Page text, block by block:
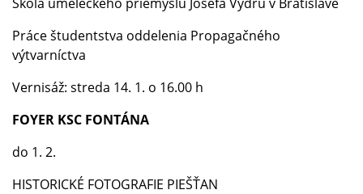
Práce študentstva oddelenia Propagačného
výtvarníctva
Vernisáž: streda 14. 1. o 16.00 h
FOYER KSC FONTÁNA
do 1. 2.
HISTORICKÉ FOTOGRAFIE PIEŠŤAN